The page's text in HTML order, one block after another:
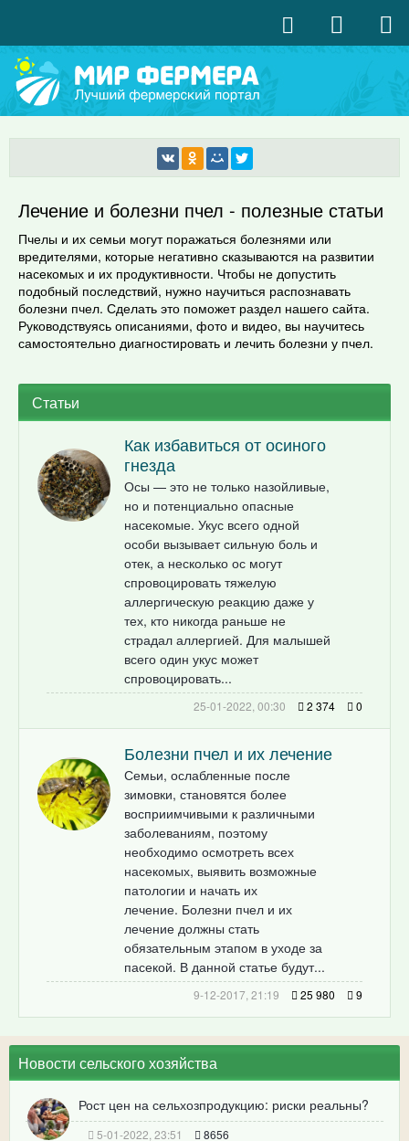
Лечение и болезни пчел - полезные статьи
Пчелы и их семьи могут поражаться болезнями или
вредителями, которые негативно сказываются на развитии
насекомых и их продуктивности. Чтобы не допустить
подобный последствий, нужно научиться распознавать
болезни пчел. Сделать это поможет раздел нашего сайта.
Руководствуясь описаниями, фото и видео, вы научитесь
самостоятельно диагностировать и лечить болезни у пчел.
Статьи
Как избавиться от осиного
гнезда
Осы — это не только назойливые,
но и потенциально опасные
насекомые. Укус всего одной
особи вызывает сильную боль и
отек, а несколько ос могут
спровоцировать тяжелую
аллергическую реакцию даже у
тех, кто никогда раньше не
страдал аллергией. Для малышей
всего один укус может
спровоцировать...
25-01-2022, 00:30 2 374 0
Болезни пчел и их лечение
Семьи, ослабленные после
зимовки, становятся более
восприимчивыми к различными
заболеваниям, поэтому
необходимо осмотреть всех
насекомых, выявить возможные
патологии и начать их
лечение. Болезни пчел и их
лечение должны стать
обязательным этапом в уходе за
пасекой. В данной статье будут...
9-12-2017, 21:19 25 980 9
Новости сельского хозяйства
Рост цен на сельхозпродукцию: риски реальны?
5-01-2022, 23:51 8656